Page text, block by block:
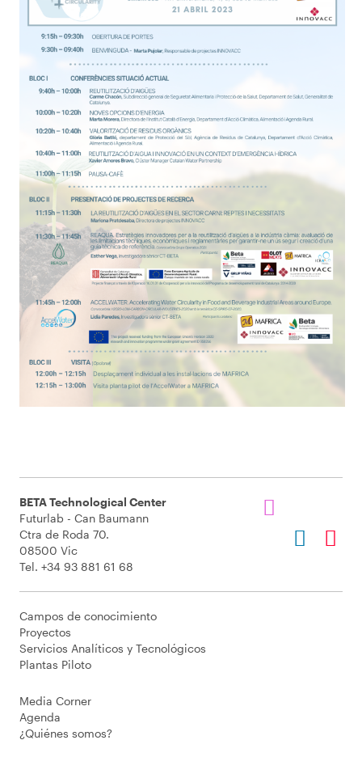
BETA Technological Center
Futurlab - Can Baumann
Ctra de Roda 70.
08500 Vic
Tel. +34 93 881 61 68
Campos de conocimiento
Proyectos
Servicios Analíticos y Tecnológicos
Plantas Piloto
Media Corner
Agenda
¿Quiénes somos?